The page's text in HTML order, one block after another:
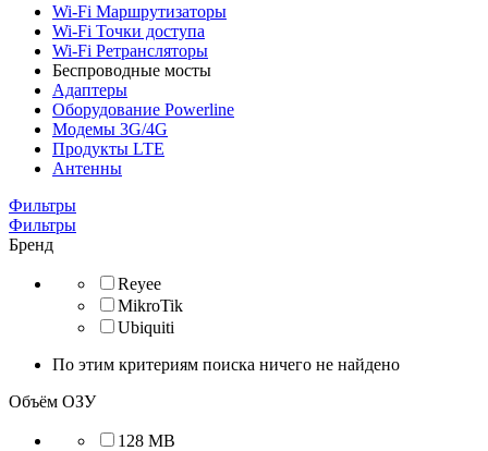
Wi-Fi Маршрутизаторы
Wi-Fi Точки доступа
Wi-Fi Ретрансляторы
Беспроводные мосты
Адаптеры
Оборудование Powerline
Модемы 3G/4G
Продукты LTE
Антенны
Фильтры
Фильтры
Бренд
Reyee
MikroTik
Ubiquiti
По этим критериям поиска ничего не найдено
Объём ОЗУ
128 MB